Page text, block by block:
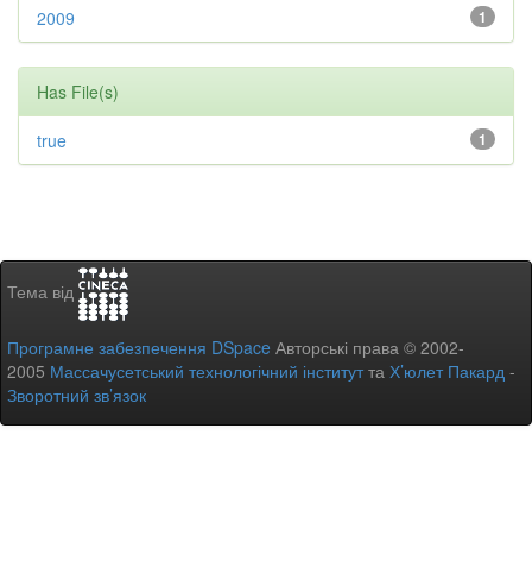
1
2009
Has File(s)
1
true
Тема від
Програмне забезпечення DSpace Авторські права © 2002-
2005 Массачусетський технологічний інститутта Х’юлет Пакард -
Зворотний зв’язок